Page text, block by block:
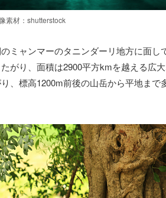
素材：shutterstock
ミャンマーのタニンダーリ地方に面し
がり、面積は2900平方kmを越える広
、標高1200m前後の山岳から平地まで